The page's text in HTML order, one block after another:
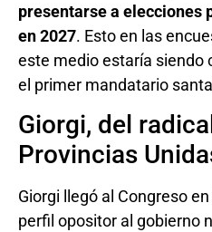
presentarse a elecciones
en 2027. Esto en las
este medio estaría siendo
el primer mandatario
Giorgi, del
Provincias
Giorgi llegó al Congreso
perfil opositor al gobierno